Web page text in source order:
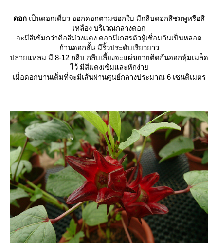
ดอก เป็นดอกเดี่ยว ออกดอกตามซอกใบ มีกลีบดอกสีชมพูหรือสี
เหลือง บริเวณกลางดอก
จะมีสีเข้มกว่าคือสีม่วงแดง ดอกมีเกสรตัวผู้เชื่อมกันเป็นหลอด
ก้านดอกสั้น มีริ้วประดับเรียวยาว
ปลายแหลม มี 8-12 กลีบ กลีบเลี้ยงจะแผ่ขยายติดกันออกหุ้มเมล็ด
ไว้ มีสีแดงเข้มและหักง่า
เมื่อดอกบานเต็มที่จะมีเส้นผ่านศูนย์กลางประมาณ 6 เซนติเมตร